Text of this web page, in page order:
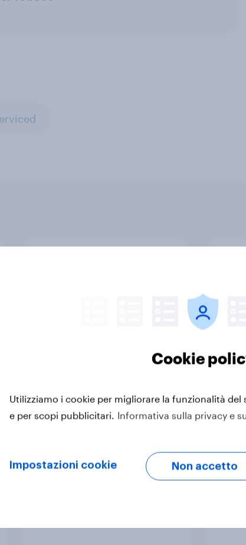
Articolo
How The Hygiene Bank
How
Cookie
Utilizziamo i cookie per migliorare la funzionalità
e per scopi pubblicitari. Informativa sulla privacy e
Impostazioni cookie Non accetto